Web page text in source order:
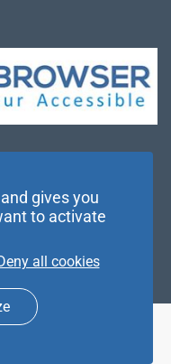
gives you
to activate
all cookies